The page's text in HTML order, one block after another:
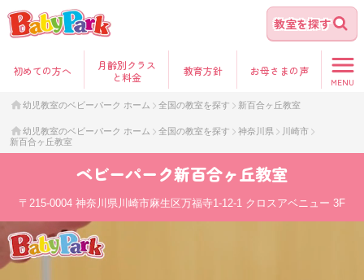
教室を探す
初めての方へ
月齢別クラス
と料金
教育方針 お母さまの声
MENU
幼児教室のベビーパーク ホーム 全国の教室を探す 新百合ヶ丘教室
幼児教室のベビーパーク ホーム 全国の教室を探す 神奈川県
川崎市
新百合ヶ丘教室
ベビーパーク新百合ヶ丘教室
〒215-0004 神奈川県川崎市麻生区万福寺1-12-1 クロスアベニュー 3F